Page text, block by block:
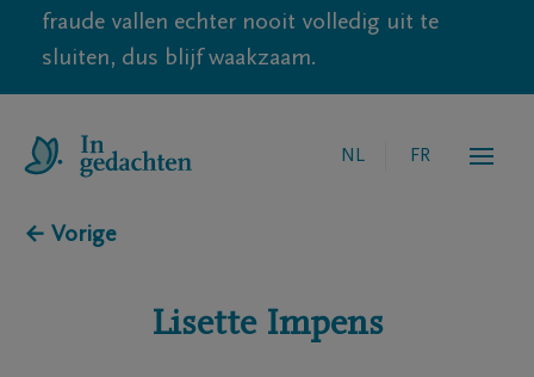
fraude vallen echter nooit volledig uit te
sluiten, dus blijf waakzaam.
NL FR
← Vorige
Lisette Impens